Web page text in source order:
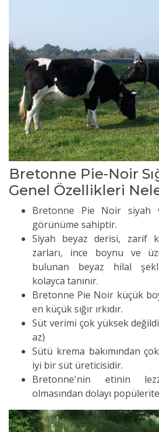
Bretonne Pie-Noir
Genel Özellikleri
Bretonne Pie Noir siyah
görünüme sahiptir.
Siyah beyaz derisi, zarif
zarları, ince boynu ve
bulunan beyaz hilal
kolayca tanınır.
Bretonne Pie Noir küçük
en küçük sığır ırkıdır.
Süt verimi çok yüksek
az)
Sütü krema bakımından
iyi bir süt üreticisidir.
Bretonne'nin etinin
olmasından dolayı